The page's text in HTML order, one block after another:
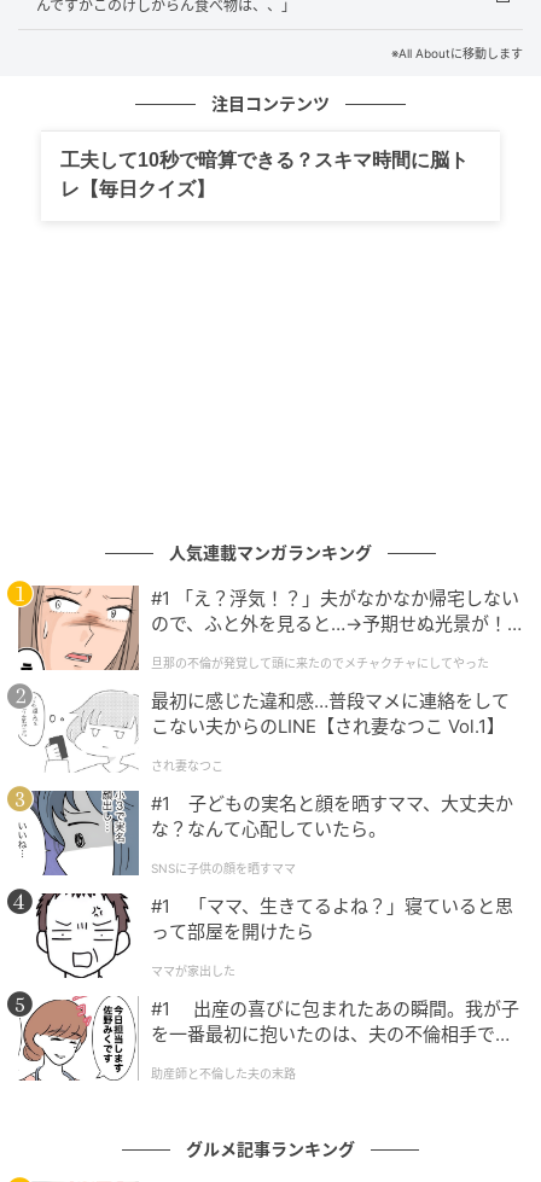
【商品回収】人形町今半の「老舗の合挽ハン
バーグ」が交換対象に。賞味期限が2年長く記
んですかこのけしからん食べ物は、、」
※All Aboutに移動します
注目コンテンツ
工夫して10秒で暗算できる？スキマ時間に脳ト
レ【毎日クイズ】
人気連載マンガランキング
#1 「え？浮気！？」夫がなかなか帰宅しない
ので、ふと外を見ると…→予期せぬ光景が！
クチャにしてやった
旦那の不倫が発覚して頭に来たのでメチャクチャにしてやった
最初に感じた違和感…普段マメに連絡をして
こない夫からのLINE【され妻なつこ Vol.1】
され妻なつこ
#1 子どもの実名と顔を晒すママ、大丈夫か
な？なんて心配していたら。
SNSに子供の顔を晒すママ
#1 「ママ、生きてるよね？」寝ていると思
って部屋を開けたら
ママが家出した
#1 出産の喜びに包まれたあの瞬間。我が子
を一番最初に抱いたのは、夫の不倫相手でし
助産師と不倫した夫の末路
グルメ記事ランキング